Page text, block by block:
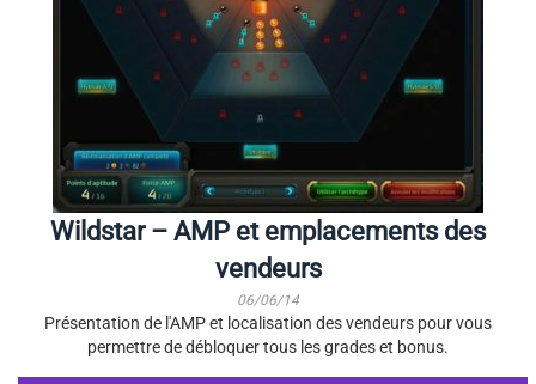
Wildstar – AMP et emplacements des
vendeurs
06/06/14
Présentation de l'AMP et localisation des vendeurs pour vous
permettre de débloquer tous les grades et bonus.